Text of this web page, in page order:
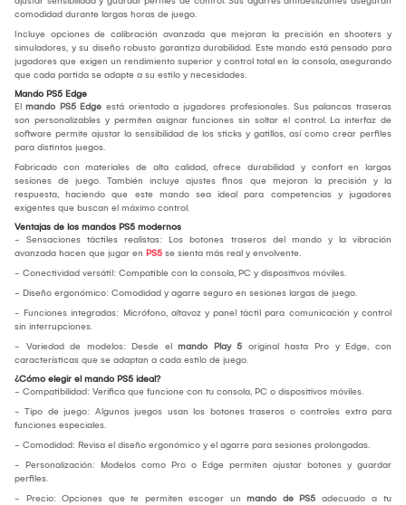
comodidad durante largas horas de juego.
Incluye opciones de calibración avanzada que mejoran la precisión en shooters y
simuladores, y su diseño robusto garantiza durabilidad. Este mando está pensado para
jugadores que exigen un rendimiento superior y control total en la consola, asegurando
que cada partida se adapte a su estilo y necesidades.
Mando PS5 Edge
El mando PS5 Edge está orientado a jugadores profesionales. Sus palancas traseras
son personalizables y permiten asignar funciones sin soltar el control. La interfaz de
software permite ajustar la sensibilidad de los sticks y gatillos, así como crear perfiles
para distintos juegos.
Fabricado con materiales de alta calidad, ofrece durabilidad y confort en largas
sesiones de juego. También incluye ajustes finos que mejoran la precisión y la
respuesta, haciendo que este mando sea ideal para competencias y jugadores
exigentes que buscan el máximo control.
Ventajas de los mandos PS5 modernos
- Sensaciones táctiles realistas: Los botones traseros del mando y la vibración
avanzada hacen que jugar en PS5 se sienta más real y envolvente.
- Conectividad versátil: Compatible con la consola, PC y dispositivos móviles.
- Diseño ergonómico: Comodidad y agarre seguro en sesiones largas de juego.
- Funciones integradas: Micrófono, altavoz y panel táctil para comunicación y control
sin interrupciones.
- Variedad de modelos: Desde el mando Play 5 original hasta Pro y Edge, con
características que se adaptan a cada estilo de juego.
¿Cómo elegir el mando PS5 ideal?
- Compatibilidad: Verifica que funcione con tu consola, PC o dispositivos móviles.
- Tipo de juego: Algunos juegos usan los botones traseros o controles extra para
funciones especiales.
- Comodidad: Revisa el diseño ergonómico y el agarre para sesiones prolongadas.
- Personalización: Modelos como Pro o Edge permiten ajustar botones y guardar
perfiles.
- Precio: Opciones que te permiten escoger un mando de PS5 adecuado a tu